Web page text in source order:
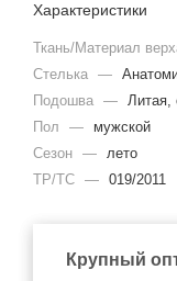
Характеристики
Ткань/Материал
Стелька —
Подошва — Литая,
Пол
—
мужской
Сезон — лето
ТР/ТС — 019/2011
Крупный